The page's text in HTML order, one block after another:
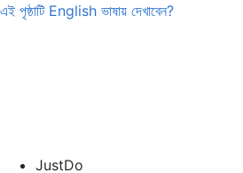
এই পৃষ্ঠাটি English ভাষায় দেখাবেন?
JustDo